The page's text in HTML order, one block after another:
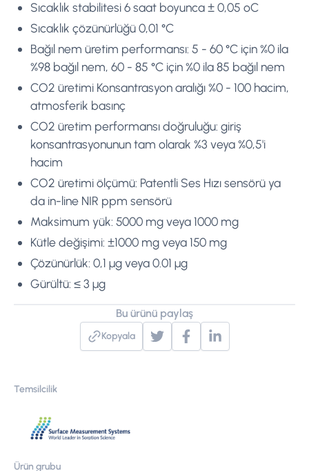
Sıcaklık stabilitesi 6 saat boyunca ± 0,05 oC
Sıcaklık çözünürlüğü 0,01 °C
Bağıl nem üretim performansı: 5 - 60 °C için %0 ila
%98 bağıl nem, 60 - 85 °C için %0 ila 85 bağıl nem
CO2 üretimi Konsantrasyon aralığı %0 - 100 hacim,
atmosferik basınç
CO2 üretim performansı doğruluğu: giriş
konsantrasyonunun tam olarak %3 veya %0,5'i
hacim
CO2 üretimi ölçümü: Patentli Ses Hızı sensörü ya
da in-line NIR ppm sensörü
Maksimum yük: 5000 mg veya 1000 mg
Kütle değişimi: ±1000 mg veya 150 mg
Çözünürlük: 0,1 µg veya 0.01 µg
Gürültü: ≤ 3 µg
Bu ürünü paylaş
Kopyala
Temsilcilik
Ürün grubu